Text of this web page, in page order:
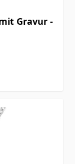
Gravur -